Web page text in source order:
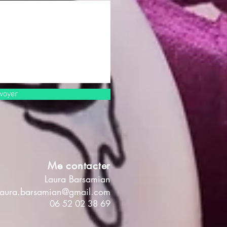
Me contacter
Laura Barsamian
06 52 02 38 69